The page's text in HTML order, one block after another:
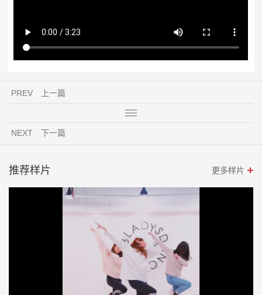
PREV 上一篇
NEXT 下一篇
推荐样片 更多样片